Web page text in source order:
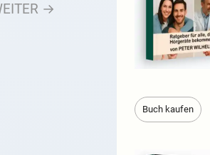
→
Buch kaufen